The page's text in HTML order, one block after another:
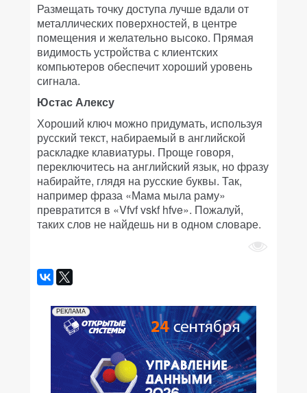
Размещать точку доступа лучше вдали от
металлических поверхностей, в центре
помещения и желательно высоко. Прямая
видимость устройства с клиентских
компьютеров обеспечит хороший уровень
сигнала.
Юстас Алексу
Хороший ключ можно придумать, используя
русский текст, набираемый в английской
раскладке клавиатуры. Проще говоря,
переключитесь на английский язык, но фразу
набирайте, глядя на русские буквы. Так,
например фраза «Мама мыла раму»
превратится в «Vfvf vskf hfve». Пожалуй,
таких слов не найдешь ни в одном словаре.
РЕКЛАМА